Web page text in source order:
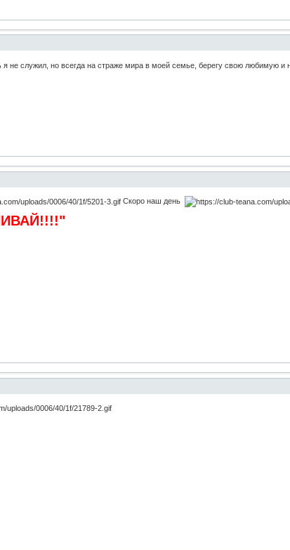
не служил, но всегда на страже мира в моей семье, берегу свою любимую и
Скоро наш день